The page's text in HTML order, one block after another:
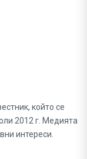
който се
2012 г. Медията
интереси.